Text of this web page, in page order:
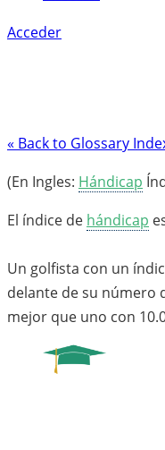
Acceder
« Back to Glossary
(En Ingles: Hándicap
El índice de hándicap
Un golfista con un
delante de su número
mejor que uno con